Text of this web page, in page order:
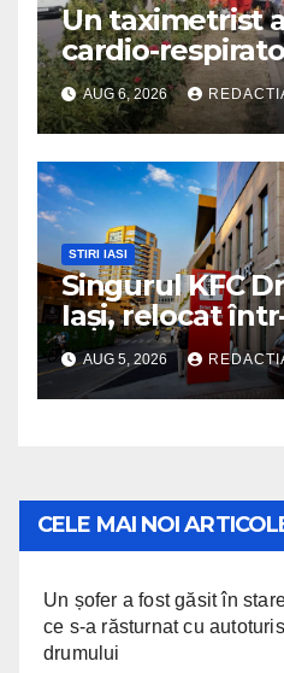
Un taximetrist
cardio-
se afla la volan
AUG 6, 2026
STIRI IASI
Singurul KFC
Iași, relocat
spaţiu din
400 mp la
disponibile
AUG 5, 2026
CELE MAI NOI
Un șofer a fost găsit în
ce s-a răsturnat cu
drumului